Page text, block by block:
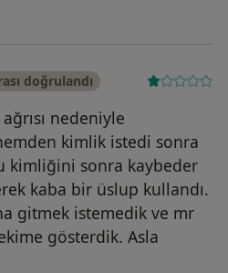
doğrulandı
nedeniyle
kimlik istedi sonra
kimliğini sonra kaybeder
kaba bir üslup kullandı.
gitmek istemedik ve mr
gösterdik. Asla